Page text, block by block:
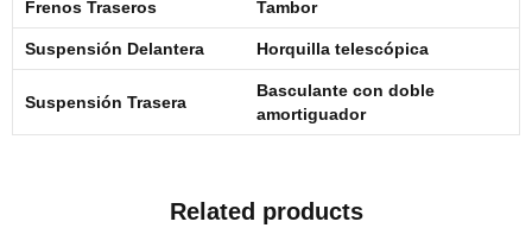
Frenos Traseros Tambor
Suspensión Delantera Horquilla telescópica
Suspensión Trasera
Basculante con doble
amortiguador
Related products